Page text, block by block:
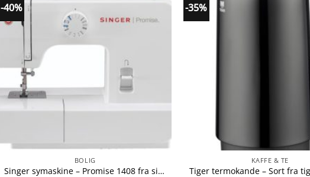
-40%
BOLIG
Singer symaskine – Promise 1408 fra singer 374318830872
-35%
KAFFE & TE